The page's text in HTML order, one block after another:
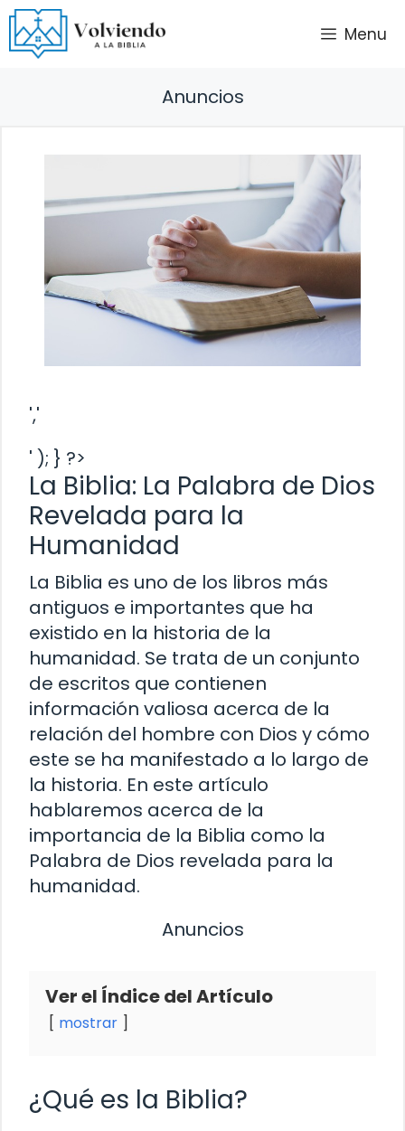
Saltar
al
contenido
Menu
Anuncios
','
' ); } ?>
La Biblia: La Palabra de Dios
Revelada para la
Humanidad
La Biblia es uno de los libros más
antiguos e importantes que ha
existido en la historia de la
humanidad. Se trata de un conjunto
de escritos que contienen
información valiosa acerca de la
relación del hombre con Dios y cómo
este se ha manifestado a lo largo de
la historia. En este artículo
hablaremos acerca de la
importancia de la Biblia como la
Palabra de Dios revelada para la
humanidad.
Anuncios
Ver el Índice del Artículo
mostrar
¿Qué es la Biblia?